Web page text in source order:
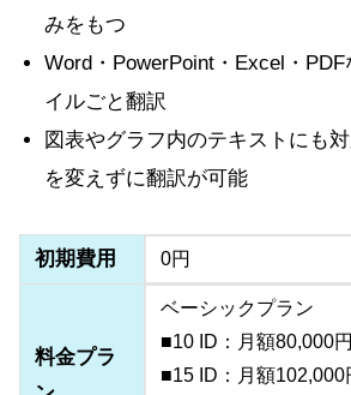
みをもつ
Word・PowerPoint・Excel・
イルごと翻訳
図表やグラフ内のテキストにも
を変えずに翻訳が可能
初期費用 0円
料金プラ
ベーシックプラン
■10 ID：月額80,000円
■15 ID：月額102,000